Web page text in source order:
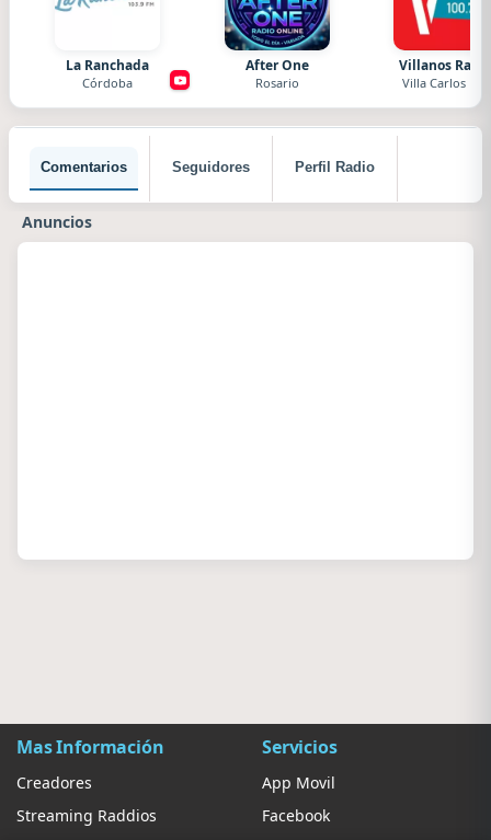
La Ranchada
Córdoba
After One
Rosario
Villanos
Villa Carlos Paz
Comentarios Seguidores Perfil Radio
Anuncios
Mas Información
Creadores
Streaming Raddios
Servicios
App Movil
Facebook